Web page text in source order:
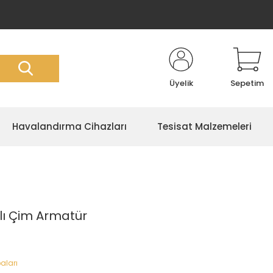
Üyelik Sepetim
Havalandırma Cihazları Tesisat Malzemeleri
Çim Armatür